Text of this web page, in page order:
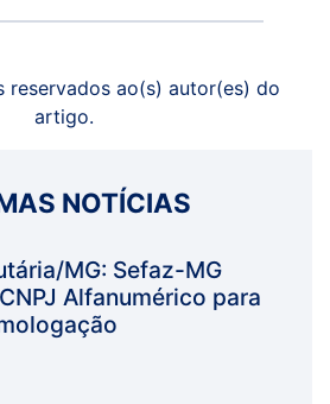
reservados ao(s) autor(es) do
artigo.
NOTÍCIAS
MG: Sefaz-MG
Alfanumérico para